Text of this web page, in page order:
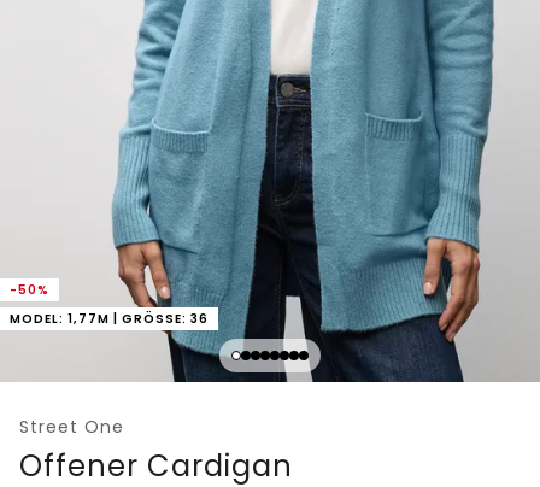
-50%
MODEL: 1,77M | GRÖSSE: 36
Street One
Offener Cardigan